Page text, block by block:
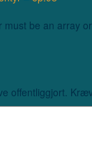
must be an array
offentliggjort.